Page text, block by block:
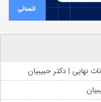
نهایی | دکتر حبیبیان